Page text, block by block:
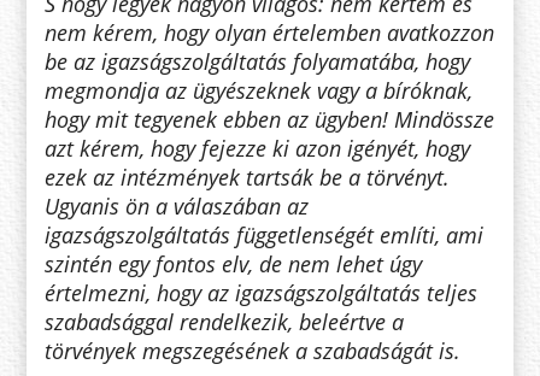
nem kérem, hogy olyan értelemben avatkozzon
be az igazságszolgáltatás folyamatába, hogy
megmondja az ügyészeknek vagy a bíróknak,
hogy mit tegyenek ebben az ügyben! Mindössze
azt kérem, hogy fejezze ki azon igényét, hogy
ezek az intézmények tartsák be a törvényt.
Ugyanis ön a válaszában az
igazságszolgáltatás függetlenségét említi, ami
szintén egy fontos elv, de nem lehet úgy
értelmezni, hogy az igazságszolgáltatás teljes
szabadsággal rendelkezik, beleértve a
törvények megszegésének a szabadságát is.